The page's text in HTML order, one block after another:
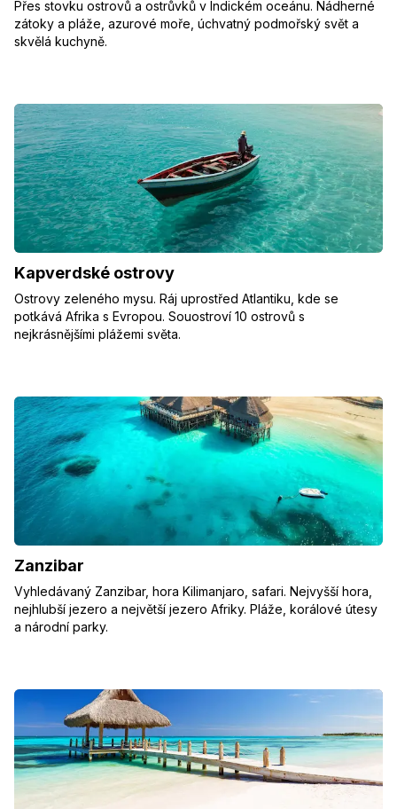
Přes stovku ostrovů a ostrůvků v Indickém oceánu. Nádherné
zátoky a pláže, azurové moře, úchvatný podmořský svět a
skvělá kuchyně.
Kapverdské ostrovy
Ostrovy zeleného mysu. Ráj uprostřed Atlantiku, kde se
potkává Afrika s Evropou. Souostroví 10 ostrovů s
nejkrásnějšími plážemi světa.
Zanzibar
Vyhledávaný Zanzibar, hora Kilimanjaro, safari. Nejvyšší hora,
nejhlubší jezero a největší jezero Afriky. Pláže, korálové útesy
a národní parky.